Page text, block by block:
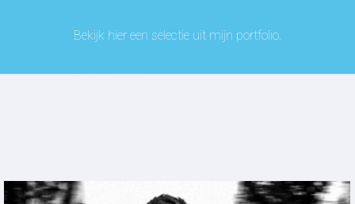
Bekijk hier een selectie uit mijn portfolio.